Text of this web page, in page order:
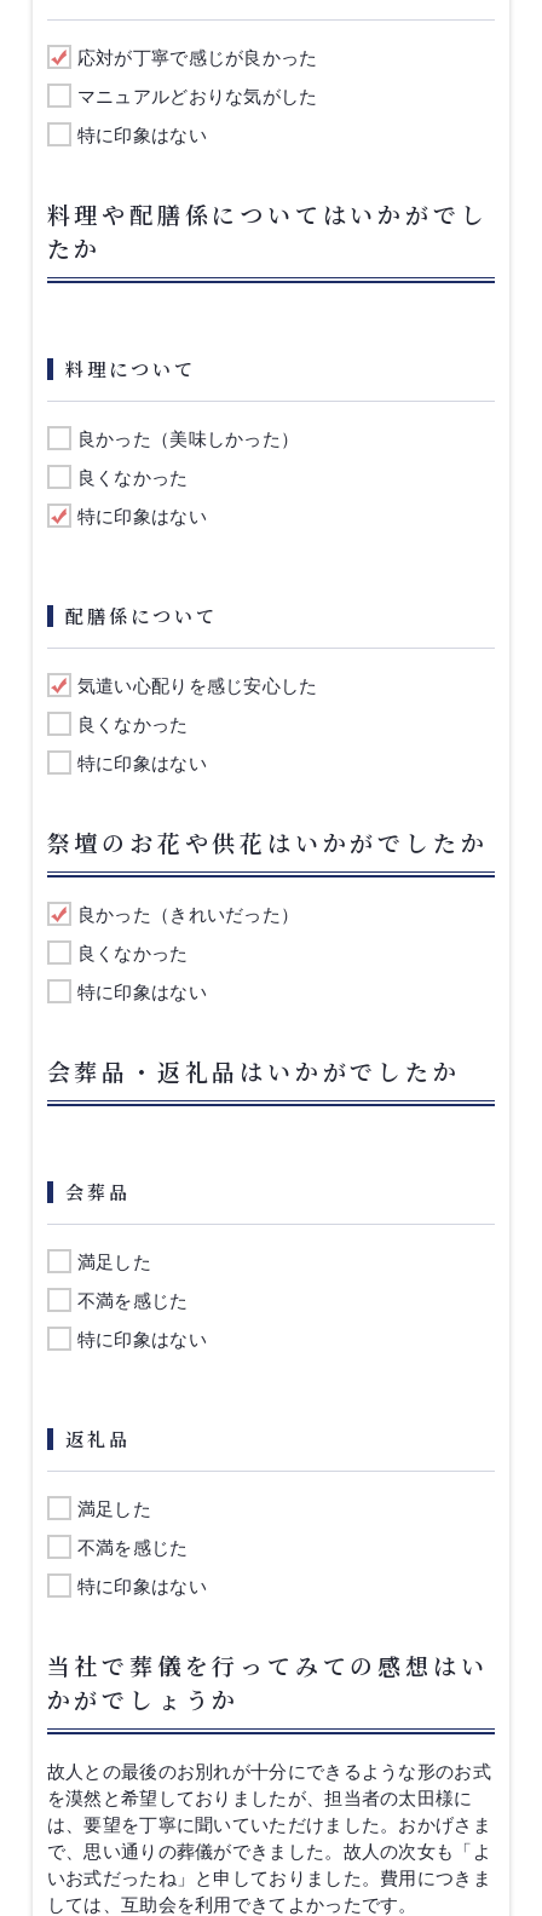
応対が丁寧で感じが良かった
マニュアルどおりな気がした
特に印象はない
料理や配膳係についてはいかがでし
たか
料理について
良かった（美味しかった）
良くなかった
特に印象はない
配膳係について
気遣い心配りを感じ安心した
良くなかった
特に印象はない
祭壇のお花や供花はいかがでしたか
良かった（きれいだった）
良くなかった
特に印象はない
会葬品・返礼品はいかがでしたか
会葬品
満足した
不満を感じた
特に印象はない
返礼品
満足した
不満を感じた
特に印象はない
当社で葬儀を行ってみての感想はい
かがでしょうか
故人との最後のお別れが十分にできるような形のお式
を漠然と希望しておりましたが、担当者の太田様に
は、要望を丁寧に聞いていただけました。おかげさま
で、思い通りの葬儀ができました。故人の次女も「よ
いお式だったね」と申しておりました。費用につきま
しては、互助会を利用できてよかったです。